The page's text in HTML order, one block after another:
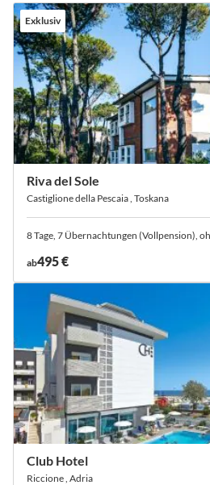
Exklusiv
Riva del Sole
Castiglione della Pescaia , Toskana
8 Tage, 7 Übernachtungen (Vollpension),
ab495 €
Club Hotel
Riccione , Adria